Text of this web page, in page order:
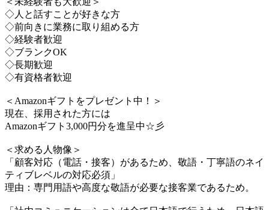
◇人と話すことが好きな方
◇前向きに業務に取り組める方
◇経験者歓迎
◇ブランクOK
◇長期歓迎
◇有資格者歓迎
＜Amazonギフトをプレゼント中！＞
現在、採用された方には
Amazonギフト3,000円分を進呈中☆彡
＜求める人物像＞
「顧客対応（電話・接客）があるため、敬語・丁寧語のネイ
ティブレベルの対応必須」
理由：専門用語や高度な敬語が必要な接客業であるため。